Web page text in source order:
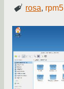
rosa, rpm5